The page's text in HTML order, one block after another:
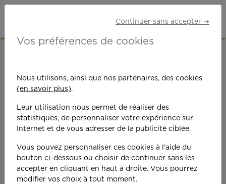
On est toujours plus
Continuer sans accepter ➝
Vos préférences de cookies
Nous utilisons, ainsi que nos partenaires, des cookies
(en savoir plus).
Leur utilisation nous permet de réaliser des
statistiques, de personnaliser votre expérience sur
Internet et de vous adresser de la publicité ciblée.
Vous pouvez personnaliser ces cookies à l'aide du
bouton ci-dessous ou choisir de continuer sans les
accepter en cliquant en haut à droite. Vous pourrez
modifier vos choix à tout moment.